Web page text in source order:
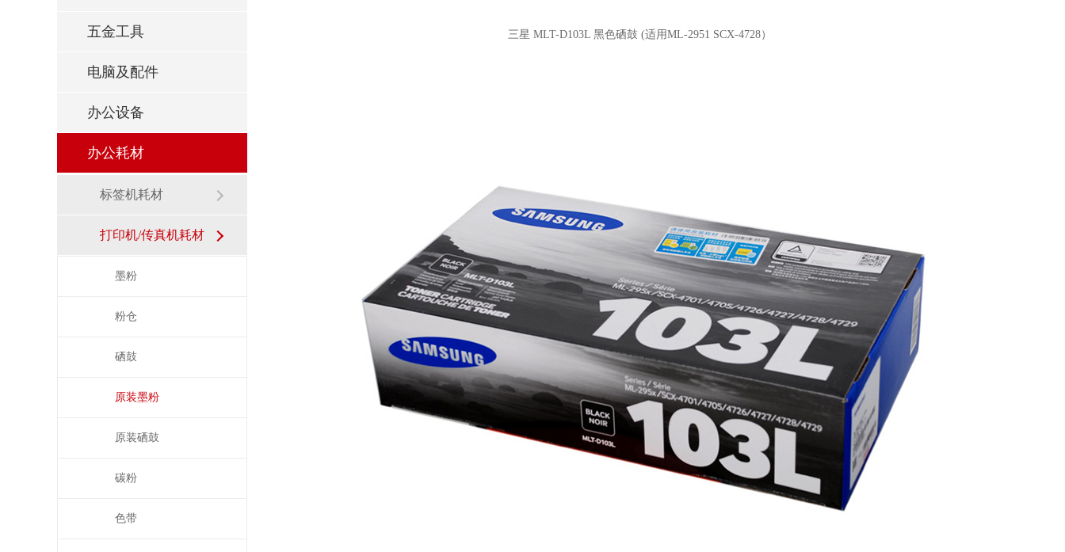
五金工具
电脑及配件
办公设备
办公耗材
标签机耗材
打印机/传真机耗材
墨粉
粉仓
硒鼓
原装墨粉
原装硒鼓
碳粉
色带
三星 MLT-D103L 黑色硒鼓 (适用ML-2951 SCX-4728）